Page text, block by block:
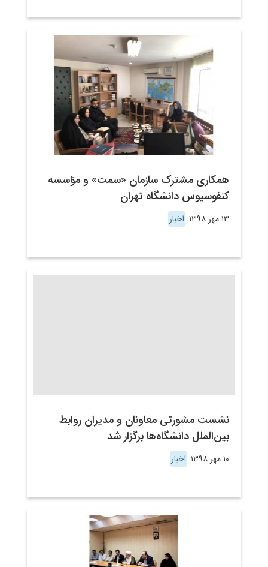
همکاری مشترک سازمان «سمت» و مؤسسه
کنفوسیوس دانشگاه تهران
۱۳ مهر ۱۳۹۸ اخبار
نشست مشورتی معاونان و مدیران روابط
بین‌الملل دانشگاه‌ها برگزار شد
۱۰ مهر ۱۳۹۸ اخبار